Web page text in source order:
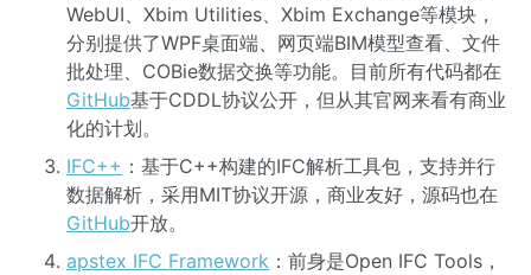
WebUI、Xbim Utilities、Xbim Exchange等模块，
分别提供了WPF桌面端、网页端BIM模型查看、文件
批处理、COBie数据交换等功能。目前所有代码都在
GitHub基于CDDL协议公开，但从其官网来看有商业
化的计划。
IFC++ ：基于C++构建的IFC解析工具包，支持并行
数据解析，采用MIT协议开源，商业友好，源码也在
GitHub开放。
apstex IFC Framework ：前身是Open IFC Tools，